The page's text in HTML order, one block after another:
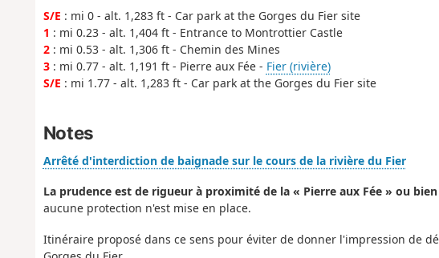
S/E : mi 0 - alt. 1,283 ft - Car park at the Gorges du Fier site
1 : mi 0.23 - alt. 1,404 ft - Entrance to Montrottier Castle
2: mi 0.53 - alt. 1,306 ft - Chemin des Mines
3: mi 0.77 - alt. 1,191 ft - Pierre aux Fée - Fier (rivière)
S/E : mi 1.77 - alt. 1,283 ft - Car park at the Gorges du Fier site
Notes
Arrêté d'interdiction de baignade sur le cours de la rivière du Fier
La prudence est de rigueur à proximité de la « Pierre aux Fée » ou
aucune protection n'est mise en place.
Itinéraire proposé dans ce sens pour éviter de donner l'impression de